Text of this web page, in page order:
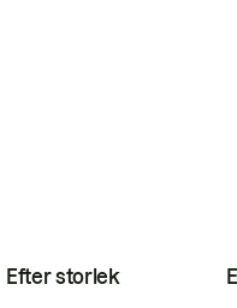
Efter storlek